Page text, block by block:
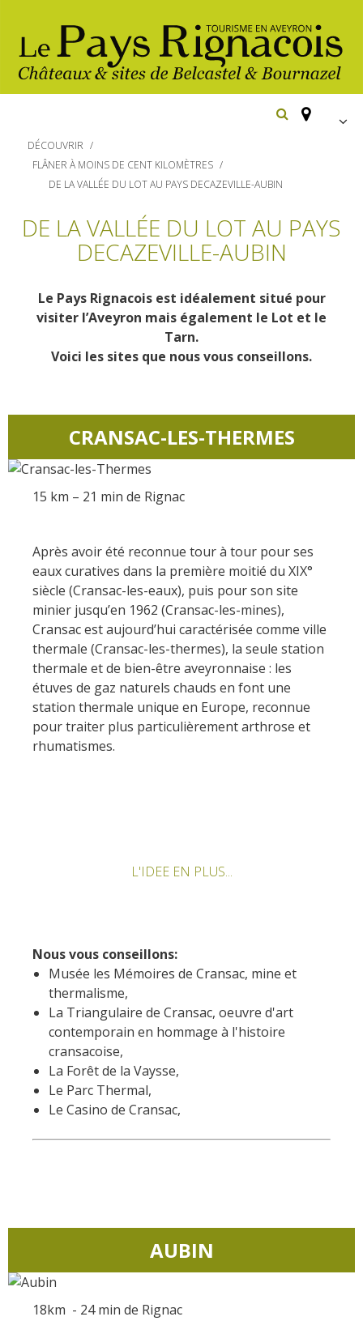
imprescindibles
Belcastel: pueblo y castillo
Los parajes
naturales
Maymac
Vistas
Patrimonio y
El castillo y jardín de
Bournazel
El castillo de Belcastel
La cripta de Auzits en verano
Visitas y Museos
Las visitas guiadas
El museo de Georges
Rouquier en Goutrens
La gastronomía
Las vinas
Las ferias y mercados
Descubrimiento del terruño
Recetas y productos locales
Pasear en menos
de cien
kilómetros
Los más bonitos pueblos en
Rouergue
Las ciudades y países de
arte y historia
De la valle del Lot al País
Decazeville – Aubin
Senderismo
Cicloturismo
Equitación
Actividades
Actividades
deportivas
Hoteles y centros
de vacaciones
Casas de
Casas rurales y
de alquiler
Campings
Camping-car
Restaurantes
Las vinas
Las ferias y
mercados
del terruño
Recetas y
productos locales
DÉCOUVRIR
FLÂNER À MOINS DE CENT KILOMÈTRES
DE LA VALLÉE DU LOT AU PAYS DECAZEVILLE-AUBIN
DE LA VALLÉE DU LOT AU PAYS
DECAZEVILLE-AUBIN
Le Pays Rignacois est idéalement situé pour
visiter l’Aveyron mais également le Lot et le
Tarn.
Voici les sites que nous vous conseillons.
CRANSAC-LES-THERMES
15 km – 21 min de Rignac
Après avoir été reconnue tour à tour pour ses
eaux curatives dans la première moitié du XIX°
siècle (Cransac-les-eaux), puis pour son site
minier jusqu’en 1962 (Cransac-les-mines),
Cransac est aujourd’hui caractérisée comme ville
thermale (Cransac-les-thermes), la seule station
thermale et de bien-être aveyronnaise : les
étuves de gaz naturels chauds en font une
station thermale unique en Europe, reconnue
pour traiter plus particulièrement arthrose et
rhumatismes.
L'IDEE EN PLUS...
Nous vous conseillons:
Musée les Mémoires de Cransac, mine et
thermalisme,
La Triangulaire de Cransac, oeuvre d'art
contemporain en hommage à l'histoire
cransacoise,
La Forêt de la Vaysse,
Le Parc Thermal,
Le Casino de Cransac,
AUBIN
18km - 24 min de Rignac